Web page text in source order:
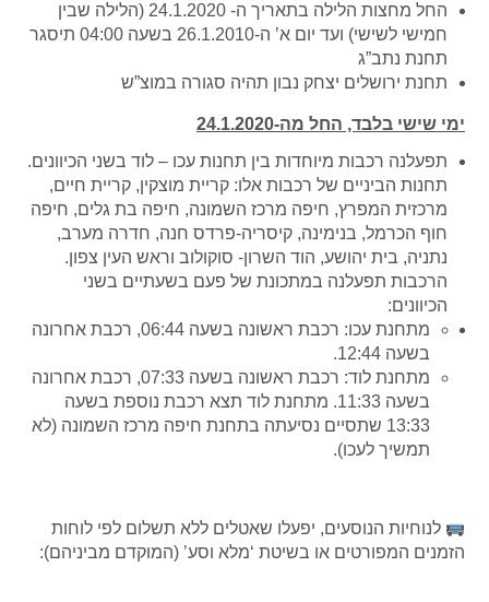
החל מחצות הלילה בתאריך ה- 24.1.2020 (הלילה שבין
חמישי לשישי) ועד יום א’ ה-26.1.2010 בשעה 04:00 תיסגר
תחנת נתב”ג
תחנת ירושלים יצחק נבון תהיה סגורה במוצ”ש
ימי שישי בלבד, החל מה-24.1.2020
תפעלנה רכבות מיוחדות בין תחנות עכו – לוד בשני הכיוונים.
תחנות הביניים של רכבות אלו: קריית מוצקין, קריית חיים,
מרכזית המפרץ, חיפה מרכז השמונה, חיפה בת גלים, חיפה
חוף הכרמל, בנימינה, קיסריה-פרדס חנה, חדרה מערב,
נתניה, בית יהושע, הוד השרון- סוקולוב וראש העין צפון.
הרכבות תפעלנה במתכונת של פעם בשעתיים בשני
הכיוונים:
מתחנת עכו: רכבת ראשונה בשעה 06:44, רכבת אחרונה
בשעה 12:44.
מתחנת לוד: רכבת ראשונה בשעה 07:33, רכבת אחרונה
בשעה 11:33. מתחנת לוד תצא רכבת נוספת בשעה
13:33 שתסיים נסיעתה בתחנת חיפה מרכז השמונה (לא
תמשיך לעכו).
לנוחיות הנוסעים, יפעלו שאטלים ללא תשלום לפי לוחות
הזמנים המפורטים או בשיטת ‘מלא וסע’ (המוקדם מביניהם):